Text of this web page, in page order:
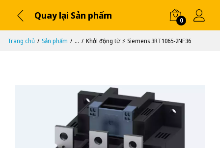
Quay lại Sản phẩm 0
Trang chủ Sản phẩm ... Khởi động từ ⚡️ Siemens 3RT1065-2NF36